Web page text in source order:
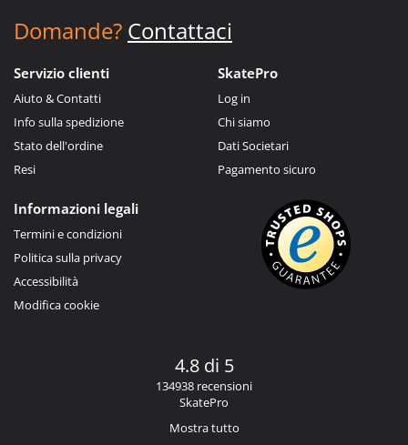
Domande? Contattaci
Servizio clienti
Aiuto & Contatti
Info sulla spedizione
Stato dell'ordine
Resi
SkatePro
Log in
Chi siamo
Dati Societari
Pagamento sicuro
Informazioni legali
Termini e condizioni
Politica sulla privacy
Accessibilità
Modifica cookie
4.8 di 5
134938 recensioni
SkatePro
Mostra tutto